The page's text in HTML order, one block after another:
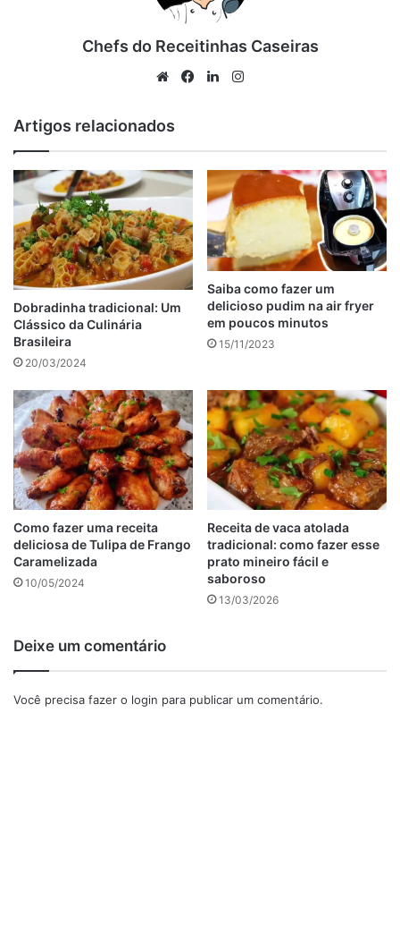
Ingredientes do rocambole de batata
Como fazer orocambole de batata
Tabela de conteúdos
1 kg de batatas
3 ovos
200g de queijo mussarela ralado
200g de presunto fatiado
1/2 xícara de leite
Sal e pimenta a gosto
Salsinha picada para decorar
anúncio
Como fazer orocambole de batata
Chefs do Receitinhas Caseiras
WebsiteFacebookLinkedin
Artigos relacionados
Dobradinha tradicional: Um
Clássico da Culinária
Brasileira
20/03/2024
Saiba como fazer um
delicioso pudim na air fryer
em poucos minutos
15/11/2023
Como fazer uma receita
deliciosa de Tulipa de Frango
Caramelizada
10/05/2024
Receita de vaca atolada
tradicional: como fazer esse
prato mineiro fácil e
saboroso
13/03/2026
Deixe um comentário
Você precisa fazer o login para publicar um comentário.